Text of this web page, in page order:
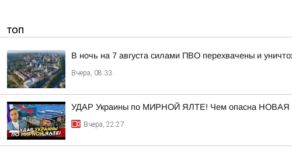
ТОП
В ночь на 7 августа силами ПВО перехвачены и
Вчера, 08:33
УДАР Украины по МИРНОЙ ЯЛТЕ! Чем опасна НОВАЯ
Вчера, 22:27